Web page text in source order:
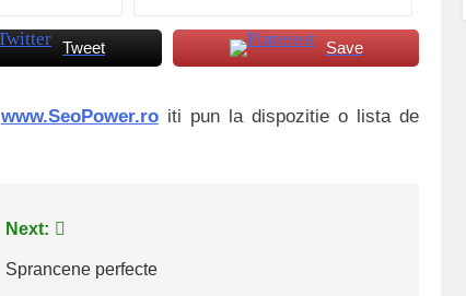
Tweet Save
www.SeoPower.roiti pun la dispozitie o lista de
Next:
Sprancene perfecte